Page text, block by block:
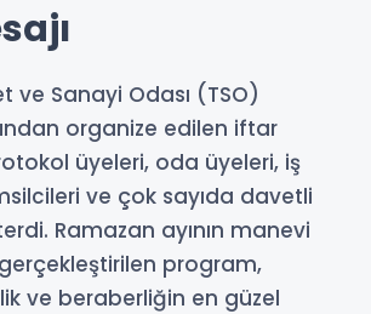
ve Sanayi Odası (TSO)
organize edilen iftar
üyeleri, oda üyeleri, iş
ve çok sayıda davetli
Ramazan ayının manevi
program,
ve beraberliğin en güzel